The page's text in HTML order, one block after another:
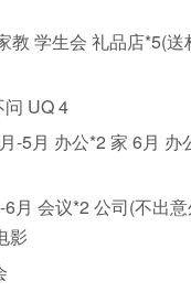
学生会 礼品店*5(送
UQ 4
月 办公*2 家 6月 办
会议*2 公司(不出
影